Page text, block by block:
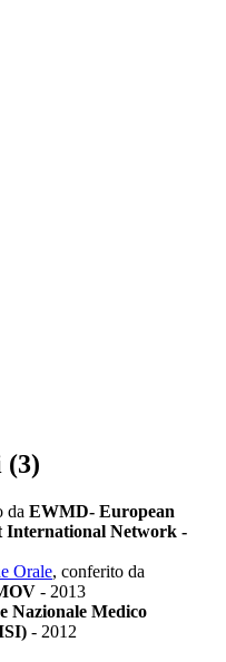
(3)
da EWMD- European
International Network -
Orale, conferito da
- 2013
Nazionale Medico
- 2012